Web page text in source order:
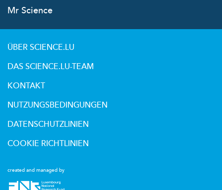
Mr Science
created and managed by
ÜBER SCIENCE.LU
DAS SCIENCE.LU-TEAM
KONTAKT
NUTZUNGSBEDINGUNGEN
DATENSCHUTZLINIEN
COOKIE RICHTLINIEN